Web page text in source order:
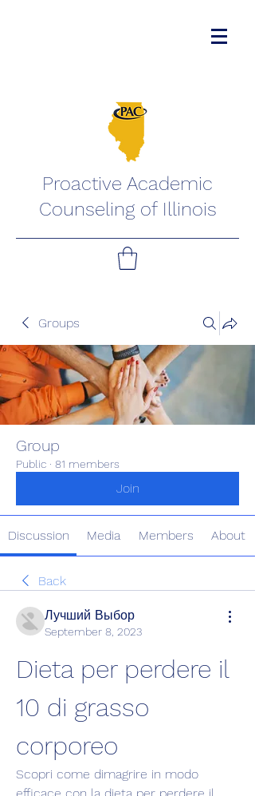
Proactive Academic
Counseling of Illinois
Groups
Group
Public · 81 members
Join
Discussion Media Members About
Back
Лучший Выбор
September 8, 2023
Dieta per perdere il
10 di grasso
corporeo
Scopri come dimagrire in modo
efficace con la dieta per perdere il